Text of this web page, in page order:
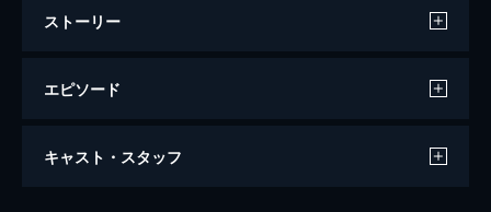
ストーリー
エピソード
第１話 嵐の前夜
キャスト・スタッフ